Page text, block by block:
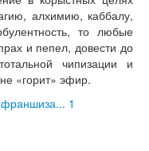
алхимию, каббалу,
то любые
и пепел, довести до
чипизации и
«горит» эфир.
1